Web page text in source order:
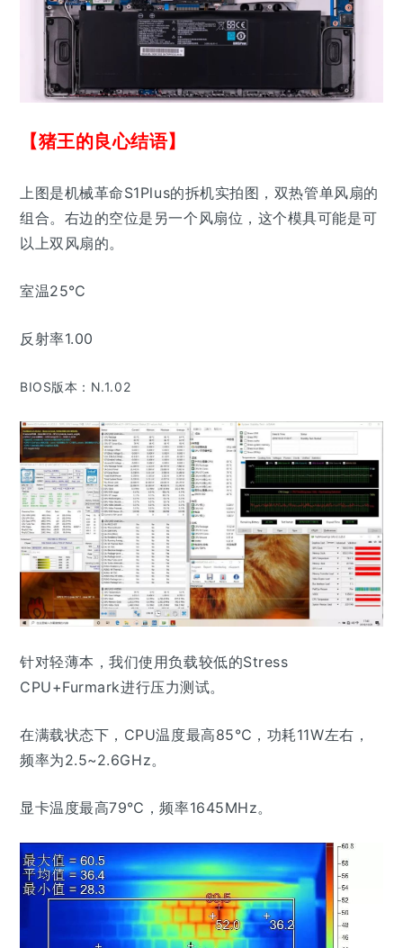
【猪王的良心结语】
上图是机械革命S1Plus的拆机实拍图，双热管单风扇的
组合。右边的空位是另一个风扇位，这个模具可能是可
以上双风扇的。
室温25℃
反射率1.00
BIOS版本： N.1.02
针对轻薄本，我们使用负载较低的Stress
CPU+Furmark进行压力测试。
在满载状态下，CPU温度最高85℃，功耗11W左右，
频率为2.5~2.6GHz。
显卡温度最高79℃，频率1645MHz。